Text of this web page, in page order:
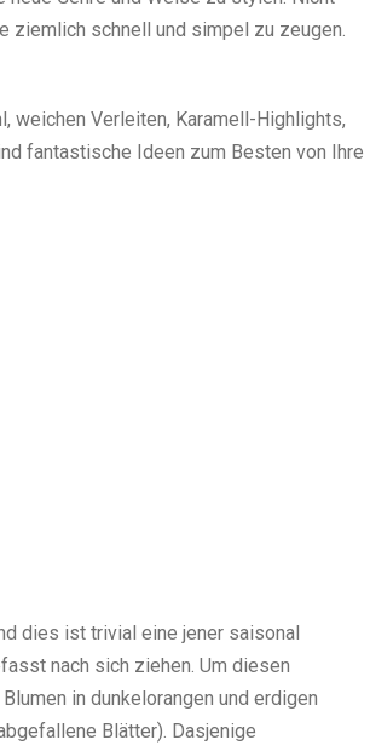
ziemlich schnell und simpel zu zeugen.
weichen Verleiten, Karamell-Highlights,
fantastische Ideen zum Besten von Ihre
dies ist trivial eine jener saisonal
nach sich ziehen. Um diesen
in dunkelorangen und erdigen
Blätter). Dasjenige